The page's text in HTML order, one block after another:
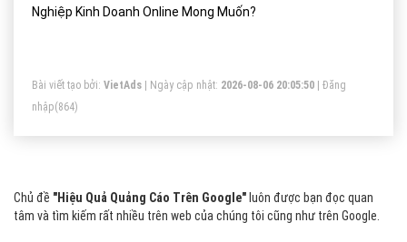
Nghiệp Kinh Doanh Online Mong Muốn?
Bài viết tạo bởi: VietAds | Ngày cập nhật: 2026-08-06 20:05:50
Đăng
nhập(864)
Chủ đề "Hiệu Quả Quảng Cáo Trên Google" luôn được bạn đọc quan
tâm và tìm kiếm rất nhiều trên web của chúng tôi cũng như trên Google.